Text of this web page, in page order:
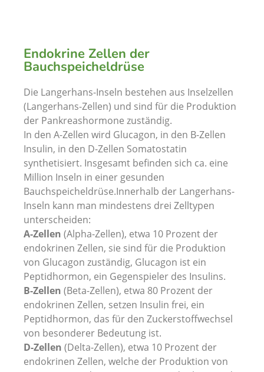
Endokrine Zellen der
Bauchspeicheldrüse
Die Langerhans-Inseln bestehen aus Inselzellen
(Langerhans-Zellen) und sind für die Produktion
der Pankreashormone zuständig.
In den A-Zellen wird Glucagon, in den B-Zellen
Insulin, in den D-Zellen Somatostatin
synthetisiert. Insgesamt befinden sich ca. eine
Million Inseln in einer gesunden
Bauchspeicheldrüse.Innerhalb der Langerhans-
Inseln kann man mindestens drei Zelltypen
unterscheiden:
A-Zellen (Alpha-Zellen), etwa 10 Prozent der
endokrinen Zellen, sie sind für die Produktion
von Glucagon zuständig, Glucagon ist ein
Peptidhormon, ein Gegenspieler des Insulins.
B-Zellen (Beta-Zellen), etwa 80 Prozent der
endokrinen Zellen, setzen Insulin frei, ein
Peptidhormon, das für den Zuckerstoffwechsel
von besonderer Bedeutung ist.
D-Zellen (Delta-Zellen), etwa 10 Prozent der
endokrinen Zellen, welche der Produktion von